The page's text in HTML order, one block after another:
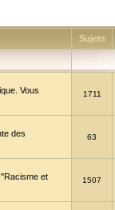
Sujets
Vous
1711
des
63
et
1507